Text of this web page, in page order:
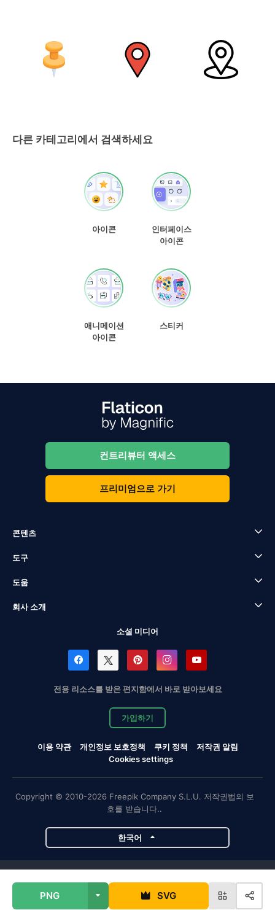
PNG SVG
다른 카테고리에서 검색하세요
아이콘
인터페이스
아이콘
애니메이션
아이콘
스티커
컨트리뷰터 액세스
프리미엄으로 가기
콘텐츠
도구
도움
회사 소개
소셜 미디어
전용 리소스를 받은 편지함에서 바로 받아보세요
가입하기
이용 약관 개인정보 보호정책 쿠키 정책
저작권 알림
Cookies settings
Copyright © 2010-2026 Freepik Company S.L.U. 저작권법의 보
호를 받습니다..
한국어